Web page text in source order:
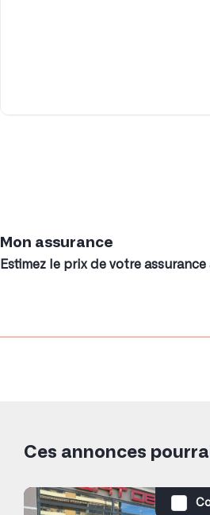
Mon assurance
Estimez le prix de votre
Ces annonces